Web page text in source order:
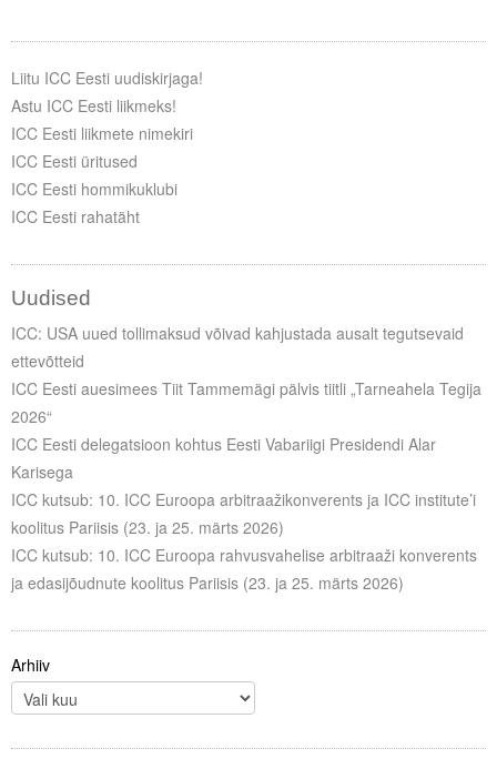
Liitu ICC Eesti uudiskirjaga!
Astu ICC Eesti liikmeks!
ICC Eesti liikmete nimekiri
ICC Eesti üritused
ICC Eesti hommikuklubi
ICC Eesti rahatäht
Uudised
ICC: USA uued tollimaksud võivad kahjustada ausalt tegutsevaid
ettevõtteid
ICC Eesti auesimees Tiit Tammemägi pälvis tiitli „Tarneahela Tegija
2026“
ICC Eesti delegatsioon kohtus Eesti Vabariigi Presidendi Alar
Karisega
ICC kutsub: 10. ICC Euroopa arbitraažikonverents ja ICC institute’i
koolitus Pariisis (23. ja 25. märts 2026)
ICC kutsub: 10. ICC Euroopa rahvusvahelise arbitraaži konverents
ja edasijõudnute koolitus Pariisis (23. ja 25. märts 2026)
Arhiiv